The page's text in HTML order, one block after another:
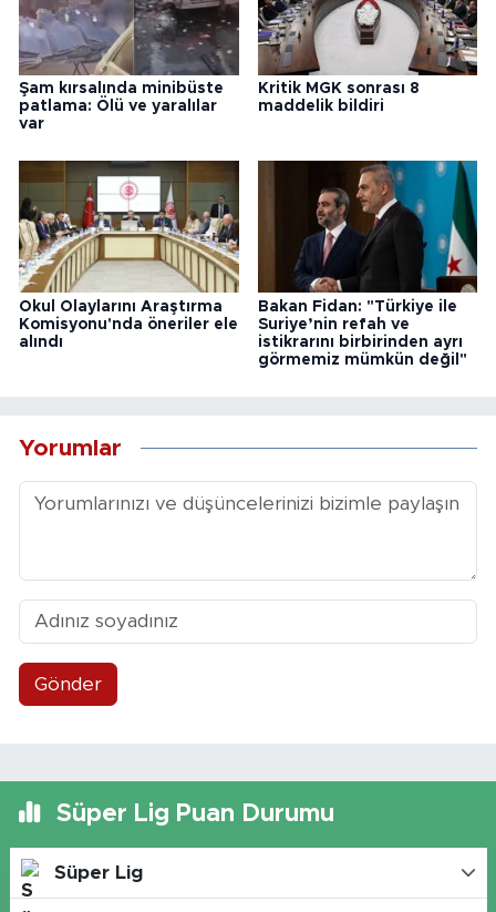
Şam kırsalında minibüste
patlama: Ölü ve yaralılar
var
Kritik MGK sonrası 8
maddelik bildiri
Okul Olaylarını Araştırma
Komisyonu'nda öneriler ele
alındı
Bakan Fidan: "Türkiye ile
Suriye’nin refah ve
istikrarını birbirinden ayrı
görmemiz mümkün değil"
Yorumlar
Gönder
Süper Lig Puan Durumu
Süper Lig